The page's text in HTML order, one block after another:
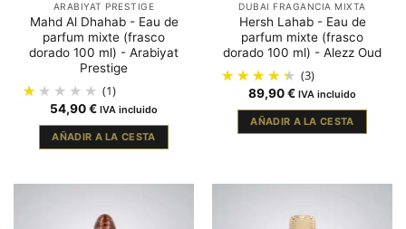
ARABIYAT PRESTIGE
Mahd Al Dhahab - Eau de
parfum mixte (frasco
dorado 100 ml) - Arabiyat
Prestige
(1)
54,90€ IVA incluido
AÑADIR A LA CESTA
DUBAI FRAGANCIA MIXTA
Hersh Lahab - Eau de
parfum mixte (frasco
dorado 100 ml) - Alezz Oud
(3)
89,90€ IVA incluido
AÑADIR A LA CESTA